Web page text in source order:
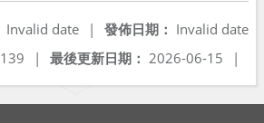
發佈日期： Invalid date
Invalid date
|
最後更新日期： 2026-06-15 |
139 |